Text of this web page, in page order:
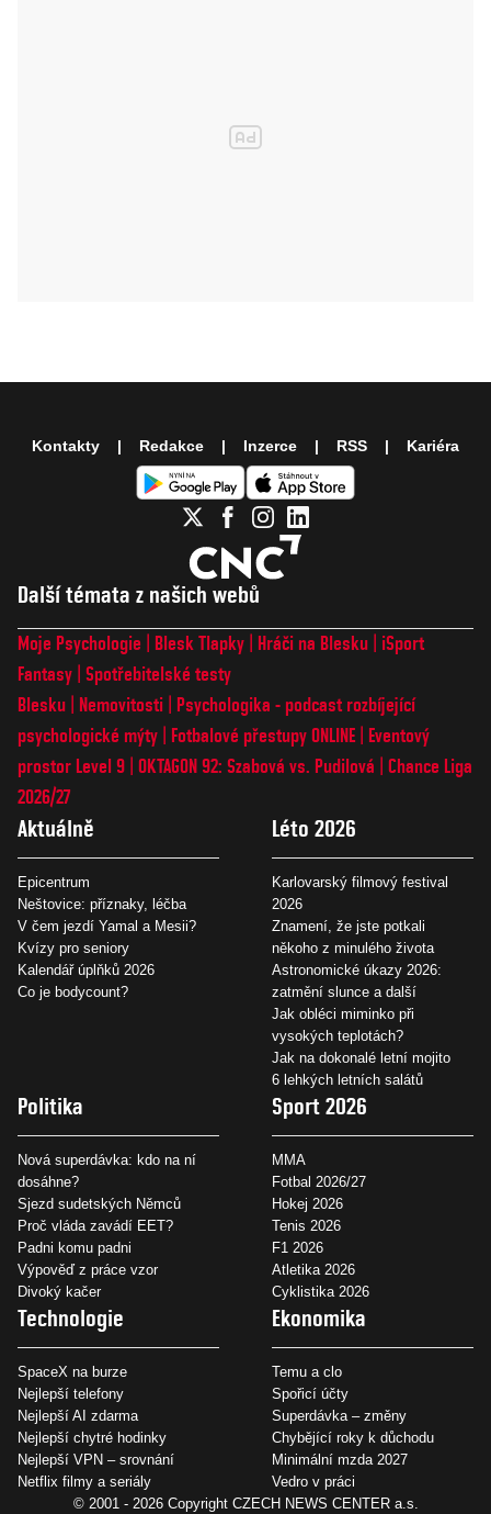
Další témata z našich webů
Moje Psychologie Blesk Tlapky Hráči na Blesku
iSport
Fantasy Spotřebitelské testy
Blesku
Nemovitosti
Psychologika - podcast rozbíjející
psychologické mýty
Fotbalové přestupy ONLINE
Eventový
prostor Level 9 OKTAGON 92: Szabová vs. Pudilová
Chance Liga
2026/27
Aktuálně
Epicentrum
Neštovice: příznaky, léčba
V čem jezdí Yamal a Mesii?
Kvízy pro seniory
Kalendář úplňků 2026
Co je bodycount?
Léto 2026
Karlovarský filmový festival
2026
Znamení, že jste potkali
někoho z minulého života
Astronomické úkazy 2026:
zatmění slunce a další
Jak obléci miminko při
vysokých teplotách?
Jak na dokonalé letní mojito
6 lehkých letních salátů
Politika
Nová superdávka: kdo na ní
dosáhne?
Sjezd sudetských Němců
Proč vláda zavádí EET?
Padni komu padni
Výpověď z práce vzor
Divoký kačer
Sport 2026
MMA
Fotbal 2026/27
Hokej 2026
Tenis 2026
F1 2026
Atletika 2026
Cyklistika 2026
Technologie
SpaceX na burze
Nejlepší telefony
Nejlepší AI zdarma
Nejlepší chytré hodinky
Nejlepší VPN – srovnání
Netflix filmy a seriály
Ekonomika
Temu a clo
Spořicí účty
Superdávka – změny
Chybějící roky k důchodu
Minimální mzda 2027
Vedro v práci
Kontakty Redakce Inzerce RSS Kariéra
© 2001 - 2026 Copyright CZECH NEWS CENTER a.s.